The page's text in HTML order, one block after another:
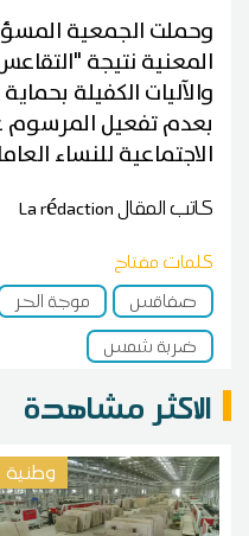
وحملت الجمعية
المعنية نتيجة
والآليات الكفيلة
الاجتماعية للنساء
كاتب المقالLa rédaction
كلمات مفتاح
صفاقس
موجة الحر
ضربة شمس
الاكثر مشاهدة
وطنية